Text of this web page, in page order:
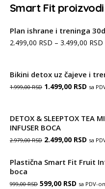
Smart Fit proizvodi
Plan ishrane i treninga
2.499,00 RSD – 3.499,00 RSD
Bikini detox uz čajeve i
1.999,00RSD Оригинална
је
била:
1.999,00 RSD.
1.499,00 RSD
је:
sa
DETOX & SLEEPTOX TEA
INFUSER BOCA
2.979,00RSD Оригинална
била:
2.499,00 RSD sa
Plastična Smart Fit Fruit
boca
999,00RSD Оригинална
599,00 RSD sa PDV-